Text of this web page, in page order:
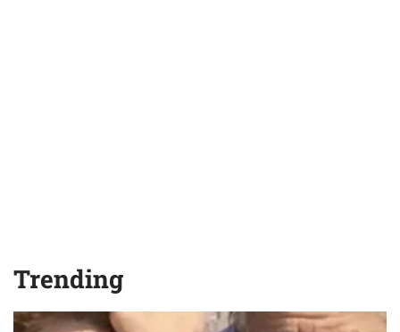
Trending